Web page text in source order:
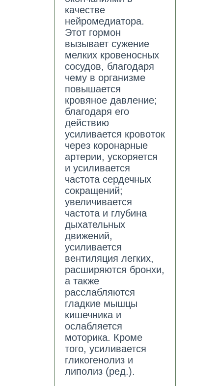
качестве
нейромедиатора.
Этот гормон
вызывает сужение
мелких кровеносных
сосудов, благодаря
чему в организме
повышается
кровяное давление;
благодаря его
действию
усиливается кровоток
через коронарные
артерии, ускоряется
и усиливается
частота сердечных
сокращений;
увеличивается
частота и глубина
дыхательных
движений,
усиливается
вентиляция легких,
расширяются бронхи,
а также
расслабляются
гладкие мышцы
кишечника и
ослабляется
моторика. Кроме
того, усиливается
гликогенолиз и
липолиз (ред.).